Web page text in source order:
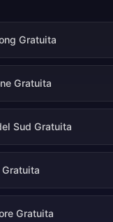
Gratuita
Gratuita
Sud Gratuita
Gratuita